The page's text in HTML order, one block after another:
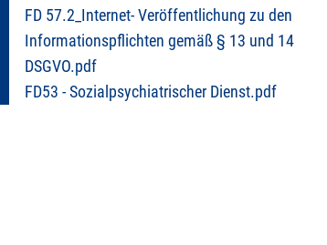
FD 57.2_Internet- Veröffentlichung zu den
Informationspflichten gemäß § 13 und 14
DSGVO.pdf
FD53 - Sozialpsychiatrischer Dienst.pdf